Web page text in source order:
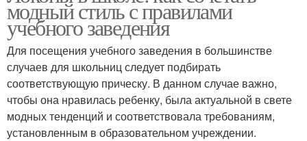
модный стиль с правилами
учебного заведения
Для посещения учебного заведения в большинстве
случаев для школьниц следует подбирать
соответствующую прическу. В данном случае важно,
чтобы она нравилась ребенку, была актуальной в свете
модных тенденций и соответствовала требованиям,
установленным в образовательном учреждении.